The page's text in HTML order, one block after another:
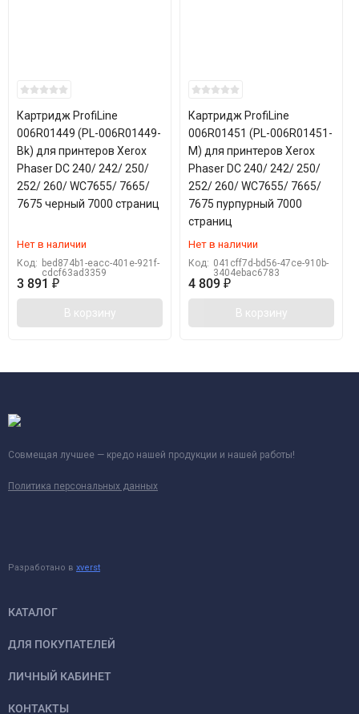
Картридж ProfiLine
006R01449 (PL-006R01449-
Bk) для принтеров Xerox
Phaser DC 240/ 242/ 250/
252/ 260/ WC7655/ 7665/
7675 черный 7000 страниц
Нет в наличии
Код: bed874b1-eacc-401e-921f-
cdcf63ad3359
3 891 ₽
В корзину
Картридж ProfiLine
006R01451 (PL-006R01451-
M) для принтеров Xerox
Phaser DC 240/ 242/ 250/
252/ 260/ WC7655/ 7665/
7675 пурпурный 7000
страниц
Нет в наличии
Код: 041cff7d-bd56-47ce-910b-
3404ebac6783
4 809 ₽
В корзину
Совмещая лучшее — кредо нашей продукции и нашей работы!
Политика персональных данных
Разработано в xverst
КАТАЛОГ
ДЛЯ ПОКУПАТЕЛЕЙ
ЛИЧНЫЙ КАБИНЕТ
КОНТАКТЫ